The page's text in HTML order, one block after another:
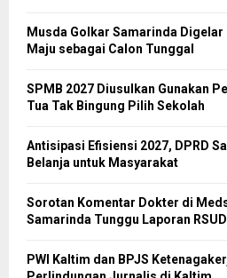
Musda Golkar Samarinda Digelar
Maju sebagai Calon Tunggal
SPMB 2027 Diusulkan Gunakan
Tua Tak Bingung Pilih Sekolah
Antisipasi Efisiensi 2027, DPRD
Belanja untuk Masyarakat
Sorotan Komentar Dokter di
Samarinda Tunggu Laporan
PWI Kaltim dan BPJS